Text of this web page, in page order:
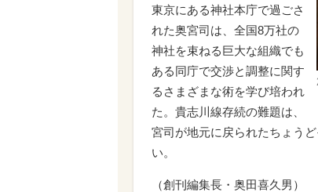
東京にある神社本庁で過ごさ
れた奥宮司は、全国8万社の
神社を束ねる巨大な組織でも
ある同庁で交渉と調整に関す
るさまざまな術を学び培われ
た。貴志川線存続の難題は、
宮司が地元に戻られたちょう
い。
（創刊編集長・奥田喜久男）